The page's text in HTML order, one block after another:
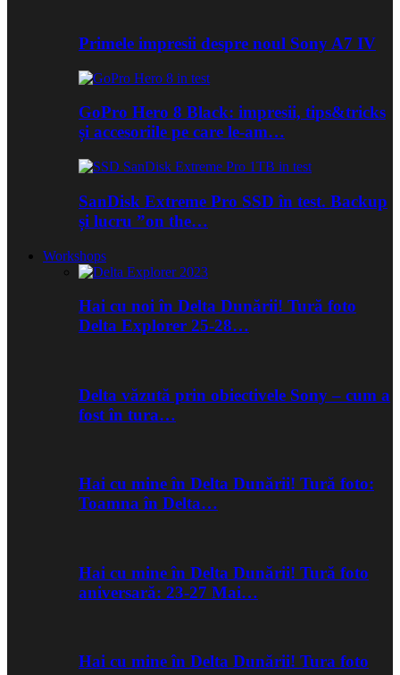
Primele impresii despre noul Sony A7 IV
GoPro Hero 8 Black: impresii, tips&tricks
și accesoriile pe care le-am…
SanDisk Extreme Pro SSD în test. Backup
și lucru ”on the…
Workshops
Hai cu noi în Delta Dunării! Tură foto
Delta Explorer 25-28…
Delta văzută prin obiectivele Sony – cum a
fost în tura…
Hai cu mine în Delta Dunării! Tură foto:
Toamna în Delta…
Hai cu mine în Delta Dunării! Tură foto
aniversară: 23-27 Mai…
Hai cu mine în Delta Dunării! Tura foto